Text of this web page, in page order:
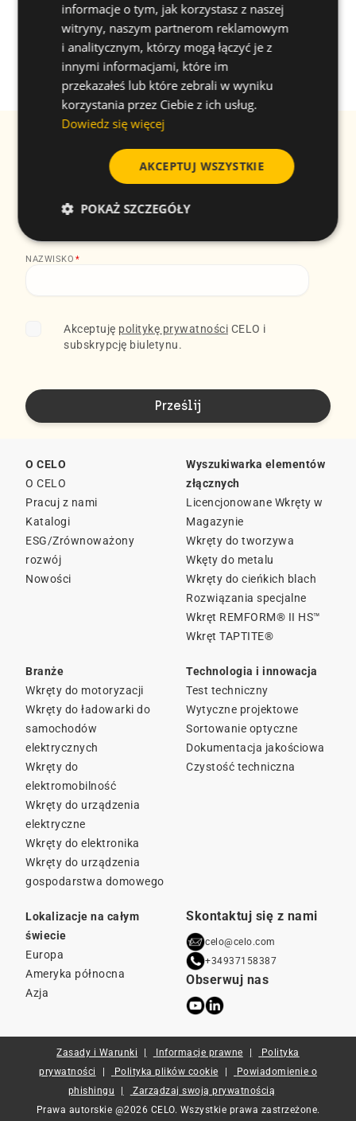
Biuletyn informacyjny
NAZWISKO *
Akceptuję politykę prywatności CELO i
subskrypcję biuletynu.
O CELO
O CELO
Pracuj z nami
Katalogi
ESG/Zrównoważony
rozwój
Nowości
Wyszukiwarka elementów
złącznych
Licencjonowane Wkręty w
Magazynie
Wkręty do tworzywa
Wkęty do metalu
Wkręty do cieńkich blach
Rozwiązania specjalne
Wkręt REMFORM® II HS™
Wkręt TAPTITE®
Branże
Wkręty do motoryzacji
Wkręty do ładowarki do
samochodów
elektrycznych
Wkręty do
elektromobilność
Wkręty do urządzenia
elektryczne
Wkręty do elektronika
Wkręty do urządzenia
gospodarstwa domowego
Technologia i innowacja
Test techniczny
Wytyczne projektowe
Sortowanie optyczne
Dokumentacja jakościowa
Czystość techniczna
Lokalizacje na całym
świecie
Europa
Ameryka północna
Azja
Skontaktuj się z nami
celo@celo.com
+34937158387
Obserwuj nas
Zasady i Warunki Informacje prawne
Polityka
prywatności
Polityka plików cookie
Powiadomienie o
phishingu
Zarządzaj swoją prywatnością
Prawa autorskie @2026 CELO. Wszystkie prawa zastrzeżone.
GERMAN
POLISH
informacje o tym, jak korzystasz z naszej
witryny, naszym partnerom reklamowym
i analitycznym, którzy mogą łączyć je z
innymi informacjami, które im
przekazałeś lub które zebrali w wyniku
korzystania przez Ciebie z ich usług.
Dowiedz się więcej
AKCEPTUJ WSZYSTKIE
POKAŻ SZCZEGÓŁY